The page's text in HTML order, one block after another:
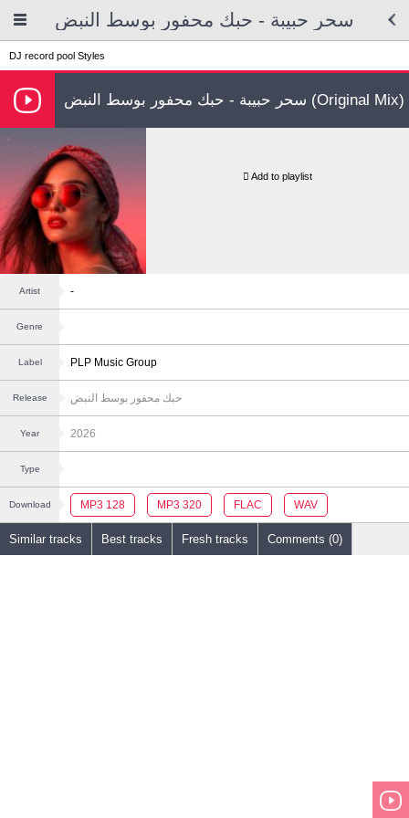
سحر حبيبة - حبك محفور بوسط النبض
DJ record pool Styles
سحر حبيبة - حبك محفور بوسط النبض (Original Mix)
Add to playlist
Artist -
Genre
Label PLP Music Group
Release حبك محفور بوسط النبض
Year 2026
Type
Download MP3 128 MP3 320 FLAC WAV
Similar tracks Best tracks Fresh tracks Comments (0)